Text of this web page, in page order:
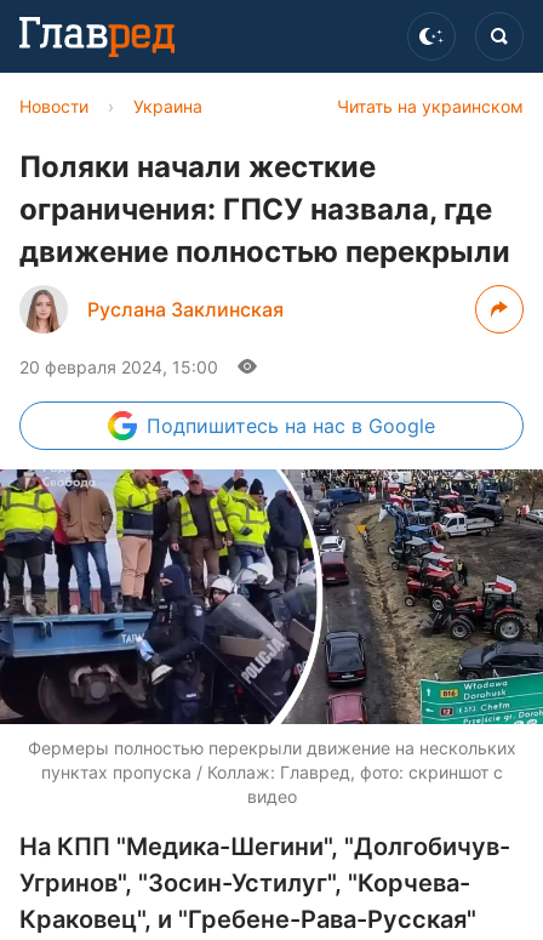
Читать на украинском
Новости › Украина
Поляки начали жесткие
ограничения: ГПСУ назвала, где
движение полностью перекрыли
Руслана Заклинская
20 февраля 2024, 15:00
Подпишитесь на нас в Google
Фермеры полностью перекрыли движение на нескольких
пунктах пропуска / Коллаж: Главред, фото: скриншот с
видео
На КПП "Медика-Шегини", "Долгобичув-
Угринов", "Зосин-Устилуг", "Корчева-
Краковец", и "Гребене-Рава-Русская"